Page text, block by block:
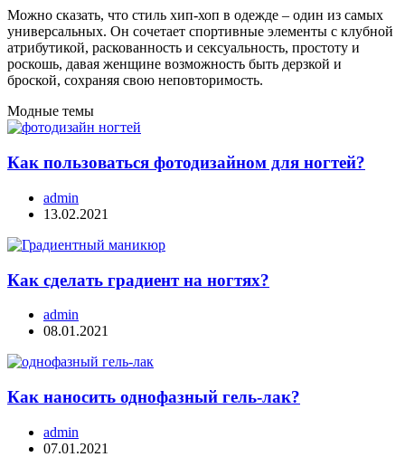
Можно сказать, что стиль хип-хоп в одежде – один из самых
универсальных. Он сочетает спортивные элементы с клубной
атрибутикой, раскованность и сексуальность, простоту и
роскошь, давая женщине возможность быть дерзкой и
броской, сохраняя свою неповторимость.
Модные темы
Как пользоваться фотодизайном для ногтей?
admin
13.02.2021
Как сделать градиент на ногтях?
admin
08.01.2021
Как наносить однофазный гель-лак?
admin
07.01.2021